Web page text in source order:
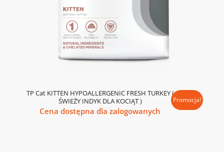
TP Cat KITTEN HYPOALLERGENIC FRESH TURKEY (
ŚWIEŻY INDYK DLA KOCIĄT )
Promocja!
Cena dostępna dla zalogowanych